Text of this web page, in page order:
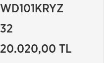
WD101KRYZ
32
20.020,00 TL